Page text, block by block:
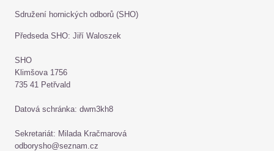
Sdružení hornických odborů (SHO)
Předseda SHO: Jiří Waloszek
SHO
Klimšova 1756
735 41 Petřvald
Datová schránka: dwm3kh8
Sekretariát: Milada Kračmarová
odborysho@seznam.cz